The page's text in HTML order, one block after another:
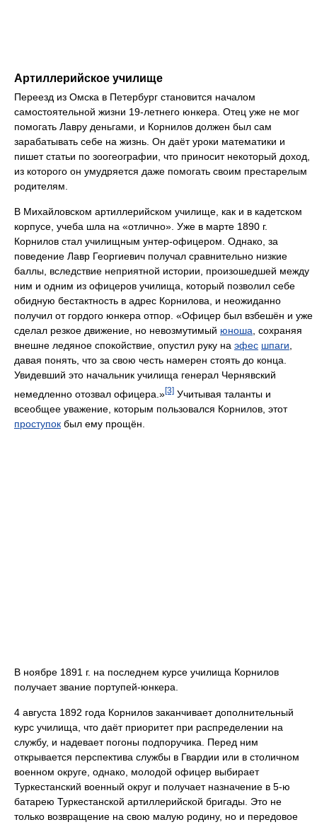
Артиллерийское училище
Переезд из Омска в Петербург становится началом
самостоятельной жизни 19-летнего юнкера. Отец уже не мог
помогать Лавру деньгами, и Корнилов должен был сам
зарабатывать себе на жизнь. Он даёт уроки математики и
пишет статьи по зоогеографии, что приносит некоторый доход,
из которого он умудряется даже помогать своим престарелым
родителям.
В Михайловском артиллерийском училище, как и в кадетском
корпусе, учеба шла на «отлично». Уже в марте 1890 г.
Корнилов стал училищным унтер-офицером. Однако, за
поведение Лавр Георгиевич получал сравнительно низкие
баллы, вследствие неприятной истории, произошедшей между
ним и одним из офицеров училища, который позволил себе
обидную бестактность в адрес Корнилова, и неожиданно
получил от гордого юнкера отпор. «Офицер был взбешён и уже
сделал резкое движение, но невозмутимый юноша , сохраняя
внешне ледяное спокойствие, опустил руку на эфес шпаги
давая понять, что за свою честь намерен стоять до конца.
Увидевший это начальник училища генерал Чернявский
немедленно отозвал офицера.»[3] Учитывая таланты и
всеобщее уважение, которым пользовался Корнилов, этот
проступок был ему прощён.
В ноябре 1891 г. на последнем курсе училища Корнилов
получает звание портупей-юнкера.
4 августа 1892 года Корнилов заканчивает дополнительный
курс училища, что даёт приоритет при распределении на
службу, и надевает погоны подпоручика. Перед ним
открывается перспектива службы в Гвардии или в столичном
военном округе, однако, молодой офицер выбирает
Туркестанский военный округ и получает назначение в 5-ю
батарею Туркестанской артиллерийской бригады. Это не
только возвращение на свою малую родину, но и передовое